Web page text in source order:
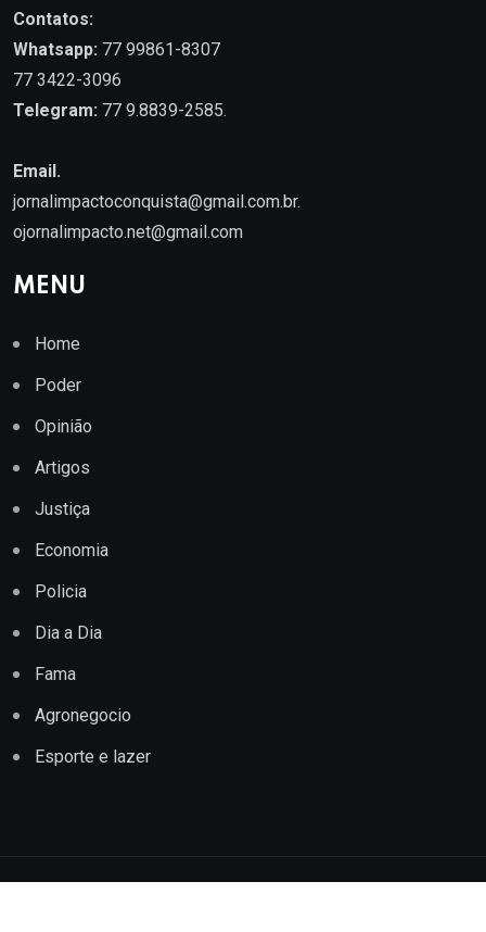
Contatos:
Whatsapp: 77 99861-8307
77 3422-3096
Telegram: 77 9.8839-2585.
Email.
jornalimpactoconquista@gmail.com.br.
ojornalimpacto.net@gmail.com
MENU
Home
Poder
Opinião
Artigos
Justiça
Economia
Policia
Dia a Dia
Fama
Agronegocio
Esporte e lazer